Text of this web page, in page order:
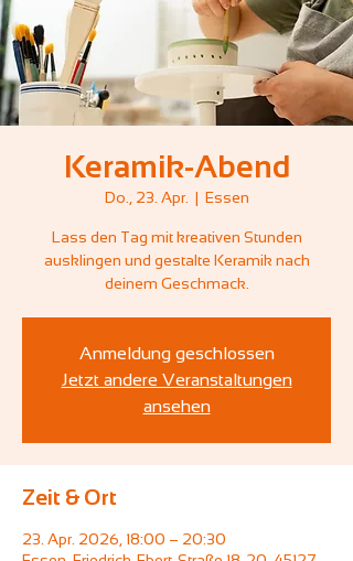
Keramik-Abend
Do., 23. Apr.
  |
Essen
Lass den Tag mit kreativen Stunden
ausklingen und gestalte Keramik nach
deinem Geschmack.
Anmeldung geschlossen
Jetzt andere Veranstaltungen
ansehen
Zeit & Ort
23. Apr. 2026, 18:00 – 20:30